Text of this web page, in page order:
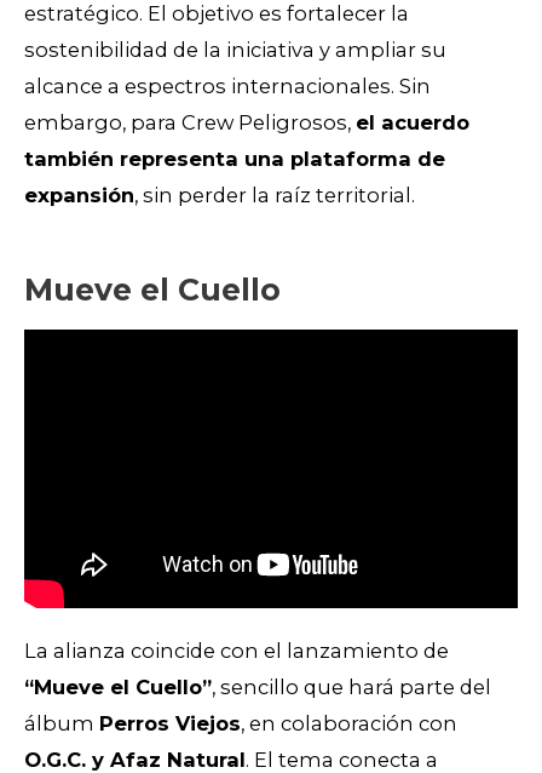
estratégico. El objetivo es fortalecer la
sostenibilidad de la iniciativa y ampliar su
alcance a espectros internacionales. Sin
embargo, para Crew Peligrosos, el acuerdo
también representa una plataforma de
expansión, sin perder la raíz territorial.
Mueve el Cuello
La alianza coincide con el lanzamiento de
“Mueve el Cuello”, sencillo que hará parte del
álbum Perros Viejos, en colaboración con
O.G.C. y Afaz Natural. El tema conecta a